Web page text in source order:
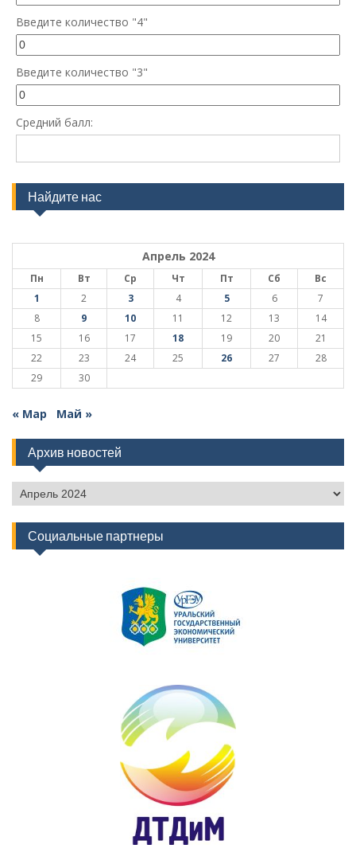
Введите количество "4"
Введите количество "3"
Средний балл:
Найдите нас
Апрель 2024
Пн Вт Ср Чт Пт Сб
Вс
1
2 3 4 5 6
7
8
9 10 11 12 13
14
15
16 17 18 19 20
21
22
23 24 25 26 27
28
29
30
« Мар Май »
Архив новостей
Архив
новостей
Социальные партнеры